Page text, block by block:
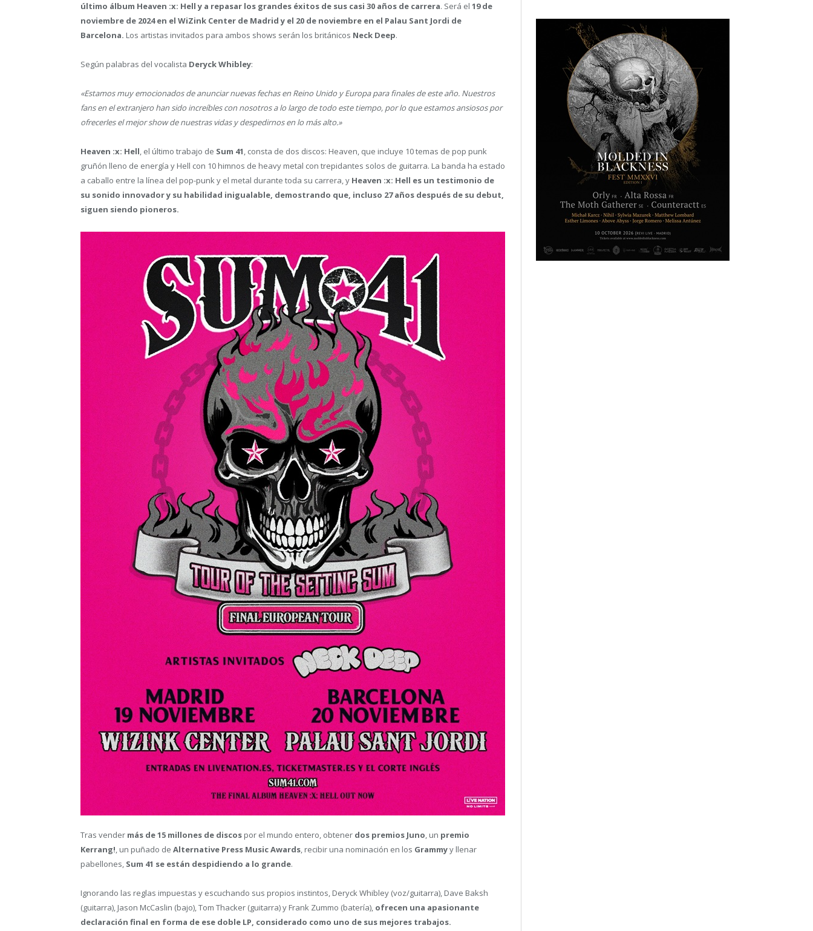
último álbum Heaven :x: Hell y a repasar los grandes éxitos de sus casi 30 años de carrera. Será el 19 de
noviembre de 2024 en el WiZink Center de Madrid y el 20 de noviembre en el Palau Sant Jordi de
Barcelona. Los artistas invitados para ambos shows serán los británicos Neck Deep.
Según palabras del vocalista Deryck Whibley:
«Estamos muy emocionados de anunciar nuevas fechas en Reino Unido y Europa para finales de este año. Nuestros
fans en el extranjero han sido increíbles con nosotros a lo largo de todo este tiempo, por lo que estamos ansiosos por
ofrecerles el mejor show de nuestras vidas y despedirnos en lo más alto.»
Heaven :x: Hell, el último trabajo de Sum 41, consta de dos discos: Heaven, que incluye 10 temas de pop punk
gruñón lleno de energía y Hell con 10 himnos de heavy metal con trepidantes solos de guitarra. La banda ha estado
a caballo entre la línea del pop-punk y el metal durante toda su carrera, y Heaven :x: Hell es un testimonio de
su sonido innovador y su habilidad inigualable, demostrando que, incluso 27 años después de su debut,
siguen siendo pioneros.
Tras vender más de 15 millones de discos por el mundo entero, obtener dos premios Juno , un premio
Kerrang! , un puñado de Alternative Press Music Awards , recibir una nominación en los Grammyy llenar
pabellones, Sum 41 se están despidiendo a lo grande.
Ignorando las reglas impuestas y escuchando sus propios instintos, Deryck Whibley (voz/guitarra), Dave Baksh
(guitarra), Jason McCaslin (bajo), Tom Thacker (guitarra) y Frank Zummo (batería), ofrecen una apasionante
declaración final en forma de ese doble LP, considerado como uno de sus mejores trabajos.